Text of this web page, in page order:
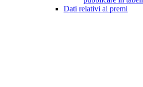
Dati relativi ai premi